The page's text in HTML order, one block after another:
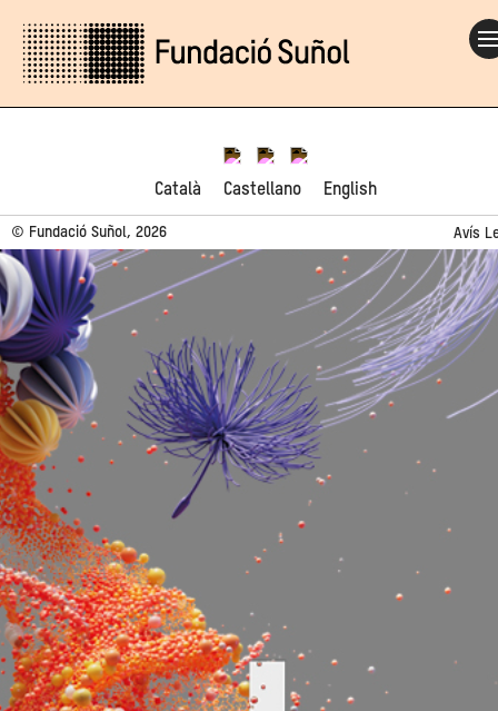
Català Castellano English
© Fundació Suñol, 2026 Avís